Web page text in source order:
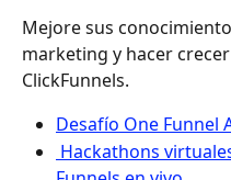
Mejore sus
marketing y hacer
ClickFunnels.
Desafío One Funnel